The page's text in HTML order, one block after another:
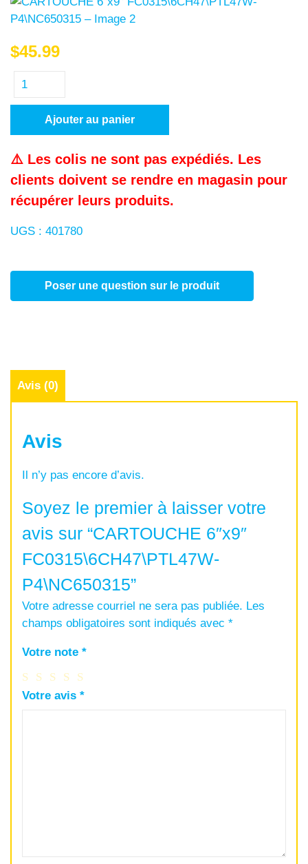
$45.99
Ajouter au panier
⚠️ Les colis ne sont pas expédiés. Les
clients doivent se rendre en magasin pour
récupérer leurs produits.
UGS : 401780
Poser une question sur le produit
Avis (0)
Avis
Il n’y pas encore d’avis.
Soyez le premier à laisser votre
avis sur “CARTOUCHE 6″x9″
FC0315\6CH47\PTL47W-
P4\NC650315”
Votre adresse courriel ne sera pas publiée. Les
champs obligatoires sont indiqués avec *
Votre note *
Votre avis *